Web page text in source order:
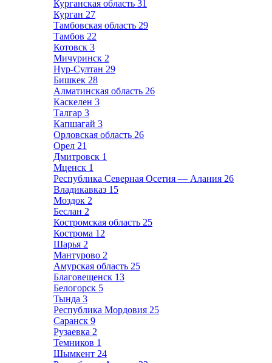
Курганская область 31
Курган 27
Тамбовская область 29
Тамбов 22
Котовск 3
Мичуринск 2
Нур-Султан 29
Бишкек 28
Алматинская область 26
Каскелен 3
Талгар 3
Капшагай 3
Орловская область 26
Орел 21
Дмитровск 1
Мценск 1
Республика Северная Осетия — Алания 26
Владикавказ 15
Моздок 2
Беслан 2
Костромская область 25
Кострома 12
Шарья 2
Мантурово 2
Амурская область 25
Благовещенск 13
Белогорск 5
Тында 3
Республика Мордовия 25
Саранск 9
Рузаевка 2
Темников 1
Шымкент 24